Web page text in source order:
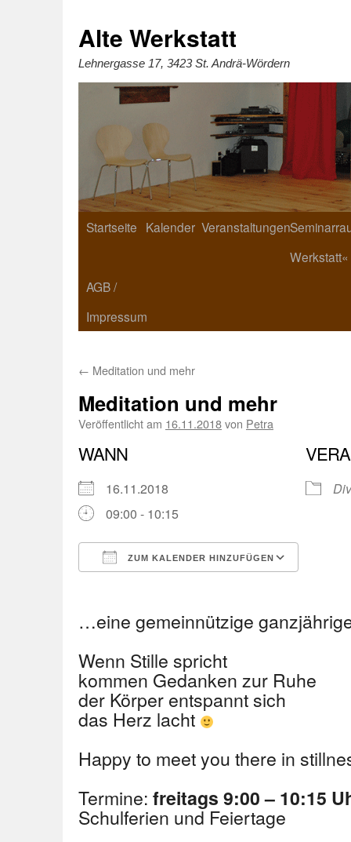
Alte Werkstatt
Lehnergasse 17, 3423 St. Andrä-Wördern
Startseite Kalender Veranstaltungen
Werkstatt«
AGB /
Impressum
← Meditation und mehr
Meditation und mehr
Veröffentlicht am 16.11.2018von Petra
WANN
16.11.2018
09:00 - 10:15
ZUM KALENDER HINZUFÜGEN
…eine gemeinnützige
Wenn Stille spricht
kommen Gedanken zur Ruhe
der Körper entspannt sich
das Herz lacht
Happy to meet you there in
Termine: freitags 9:00 – 10:15
Schulferien und Feiertage